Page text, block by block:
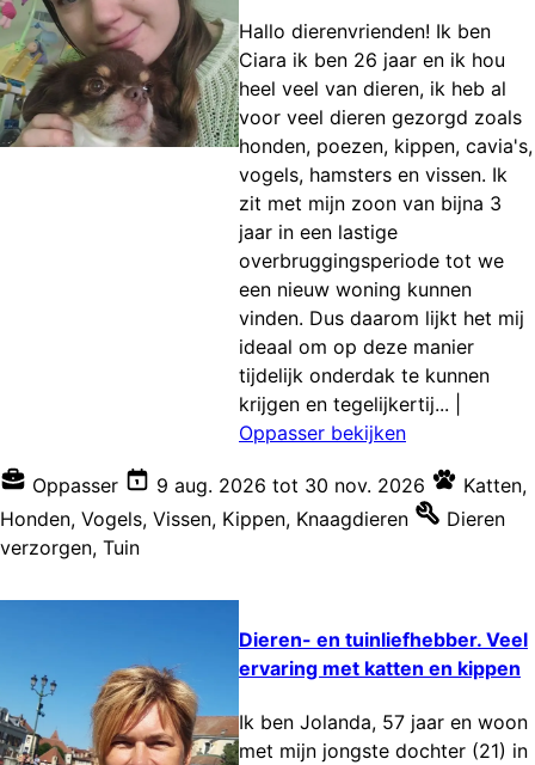
Hallo dierenvrienden! Ik ben
Ciara ik ben 26 jaar en ik hou
heel veel van dieren, ik heb al
voor veel dieren gezorgd zoals
honden, poezen, kippen, cavia's,
vogels, hamsters en vissen. Ik
zit met mijn zoon van bijna 3
jaar in een lastige
overbruggingsperiode tot we
een nieuw woning kunnen
vinden. Dus daarom lijkt het mij
ideaal om op deze manier
tijdelijk onderdak te kunnen
krijgen en tegelijkertij...
Oppasser bekijken
Oppasser 9 aug. 2026 tot 30 nov. 2026 Katten,
Honden, Vogels, Vissen, Kippen, Knaagdieren
Dieren
verzorgen, Tuin
Dieren- en tuinliefhebber. Veel
ervaring met katten en kippen
Ik ben Jolanda, 57 jaar en woon
met mijn jongste dochter (21) in